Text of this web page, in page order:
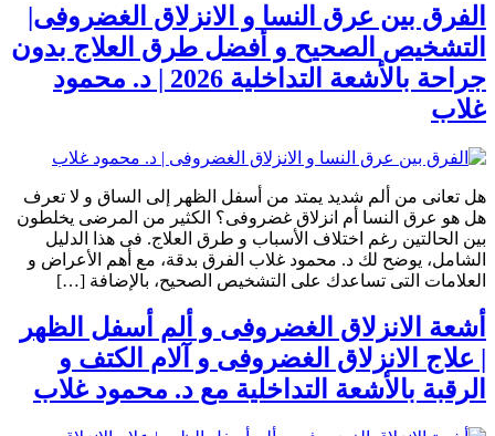
الفرق بين عرق النسا و الانزلاق الغضروفى|
التشخيص الصحيح و أفضل طرق العلاج بدون
جراحة بالأشعة التداخلية 2026 | د. محمود
غلاب
هل تعانى من ألم شديد يمتد من أسفل الظهر إلى الساق و لا تعرف
هل هو عرق النسا أم انزلاق غضروفى؟ الكثير من المرضى يخلطون
بين الحالتين رغم اختلاف الأسباب و طرق العلاج. فى هذا الدليل
الشامل، يوضح لك د. محمود غلاب الفرق بدقة، مع أهم الأعراض و
العلامات التى تساعدك على التشخيص الصحيح، بالإضافة […]
أشعة الانزلاق الغضروفى و ألم أسفل الظهر
| علاج الانزلاق الغضروفى و آلام الكتف و
الرقبة بالأشعة التداخلية مع د. محمود غلاب